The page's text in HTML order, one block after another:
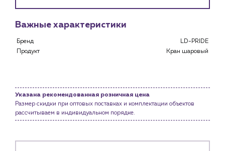
Застройщикам
История компании
Услуги
Водоснабжение и теплоснабжение
Важные характеристики
Бренд
LD-PRIDE
Продукт
Кран шаровый
Указана рекомендованная розничная цена
Размер скидки при оптовых поставках и комплектации объектов
рассчитываем в индивидуальном порядке.